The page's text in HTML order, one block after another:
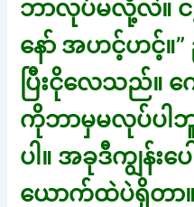
ဘာလုပ်မလို့လဲ။ င
နော် အဟင့်ဟင့်။
ပြီးငိုလေသည်။ က
ကိုဘာမှမလုပ်ပါ
ပါ။ အခုဒီကျွန်းပေ
ယောက်ထဲပဲရှိတာ။